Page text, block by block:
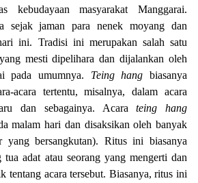
kebudayaan masyarakat Manggarai.
sejak jaman para nenek moyang dan
ini. Tradisi ini merupakan salah satu
mesti dipelihara dan dijalankan oleh
pada umumnya. Teing hang biasanya
acara tertentu, misalnya, dalam acara
dan sebagainya. Acarateing hang
malam hari dan disaksikan oleh banyak
yang bersangkutan). Ritus ini biasanya
adat atau seorang yang mengerti dan
tentang acara tersebut. Biasanya, ritus ini